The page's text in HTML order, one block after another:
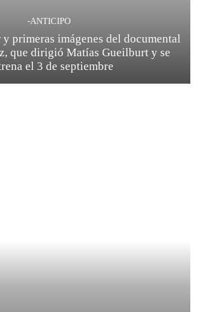
-ANTICIPO
primeras imágenes del documental
que dirigió Matías Gueilburt y se
el 3 de septiembre